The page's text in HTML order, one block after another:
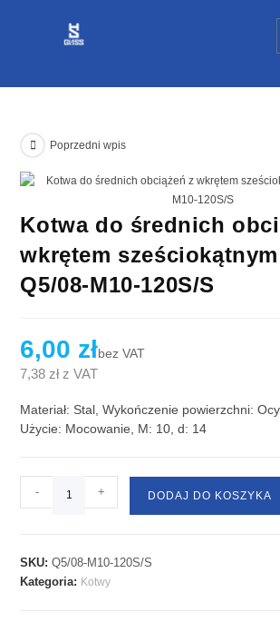
Poprzedni wpis
Kotwa do średnich
wkrętem
Q5/08-M10-120S/S
6,00 złbez VAT
7,38 złz VAT
Materiał: Stal, Wykończenie powierzchni:
Użycie: Mocowanie, M: 10, d: 14
- + DODAJ DO KOSZYKA
SKU:Q5/08-M10-120S/S
Kategoria: Kotwy